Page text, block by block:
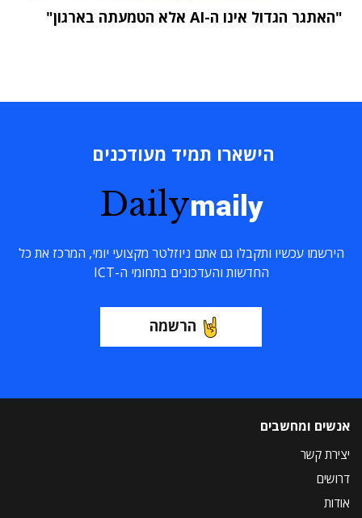
"האתגר הגדול אינו ה-AI אלא הטמעתה בארגון"
הישארו תמיד מעודכנים
Dailymaily
הירשמו עכשיו ותקבלו גם אתם ניוזלטר מקצועי יומי, המרכז את כל
החדשות והעדכונים בתחומי ה-ICT
הרשמה
אנשים ומחשבים
יצירת קשר
דרושים
אודות